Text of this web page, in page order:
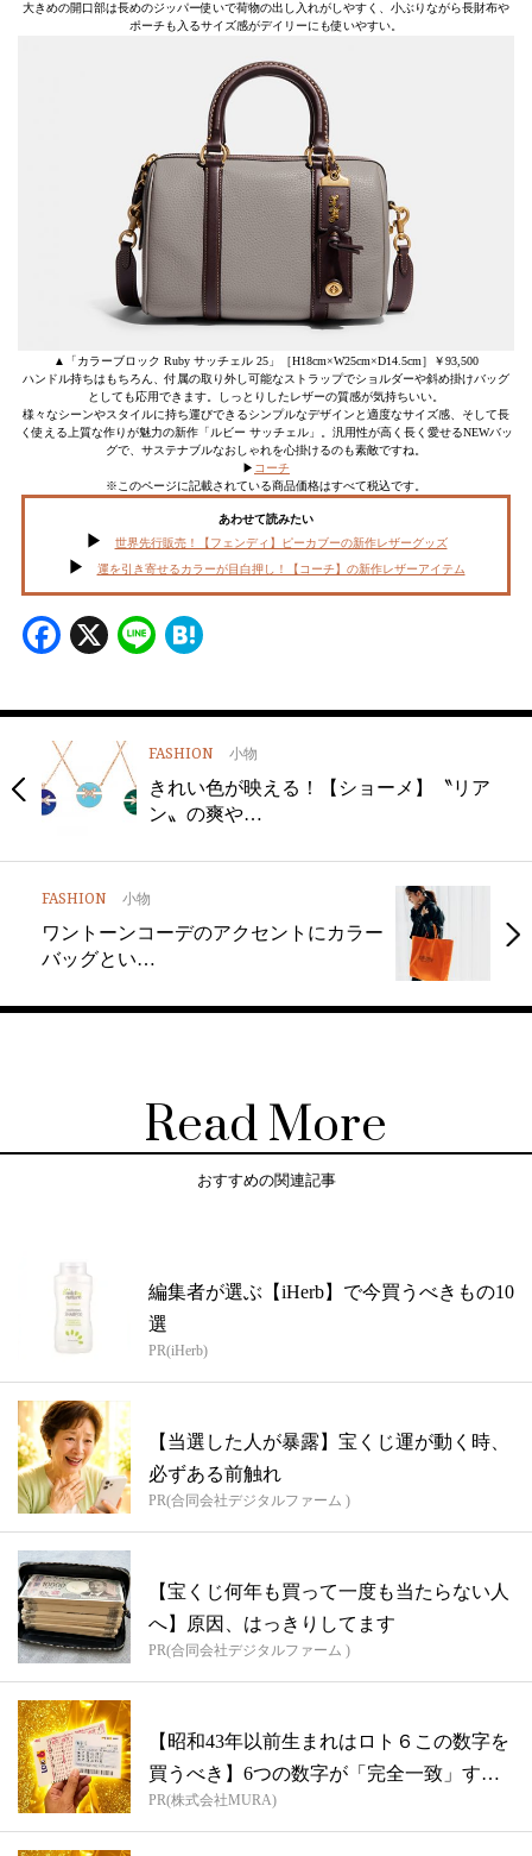
大きめの開口部は長めのジッパー使いで荷物の出し入れがしやすく、小ぶりながら長財布や
ポーチも入るサイズ感がデイリーにも使いやすい。
▲「カラーブロック Ruby サッチェル 25」［H18cm×W25cm×D14.5cm］￥93,500
ハンドル持ちはもちろん、付属の取り外し可能なストラップでショルダーや斜め掛けバッグ
としても応用できます。しっとりしたレザーの質感が気持ちいい。
様々なシーンやスタイルに持ち運びできるシンプルなデザインと適度なサイズ感、そして長
く使える上質な作りが魅力の新作「ルビー サッチェル」。汎用性が高く長く愛せるNEWバッ
グで、サステナブルなおしゃれを心掛けるのも素敵ですね。
▶︎ コーチ
※このページに記載されている商品価格はすべて税込です。
あわせて読みたい
世界先行販売！【フェンディ】ピーカブーの新作レザーグッズ
運を引き寄せるカラーが目白押し！【コーチ】の新作レザーアイテム
Facebook
X Line
FASHION 小物
きれい色が映える！【ショーメ】〝リア
ン〟の爽や…
FASHION 小物
ワントーンコーデのアクセントにカラー
バッグとい…
Read More
おすすめの関連記事
編集者が選ぶ【iHerb】で今買うべきもの10
選
PR(iHerb)
【当選した人が暴露】宝くじ運が動く時、
必ずある前触れ
PR(合同会社デジタルファーム )
【宝くじ何年も買って一度も当たらない人
へ】原因、はっきりしてます
PR(合同会社デジタルファーム )
【昭和43年以前生まれはロト６この数字を
買うべき】6つの数字が「完全一致」する
方...
PR(株式会社MURA)